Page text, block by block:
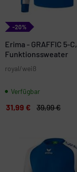
-20%
Erima - GRAFFIC 5-C,
Funktionssweater
royal/weiß
Verfügbar
31,99 € 39,99 €